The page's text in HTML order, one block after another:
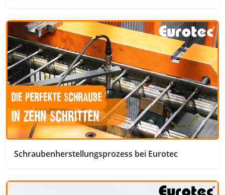
Schraubenherstellungsprozess bei Eurotec